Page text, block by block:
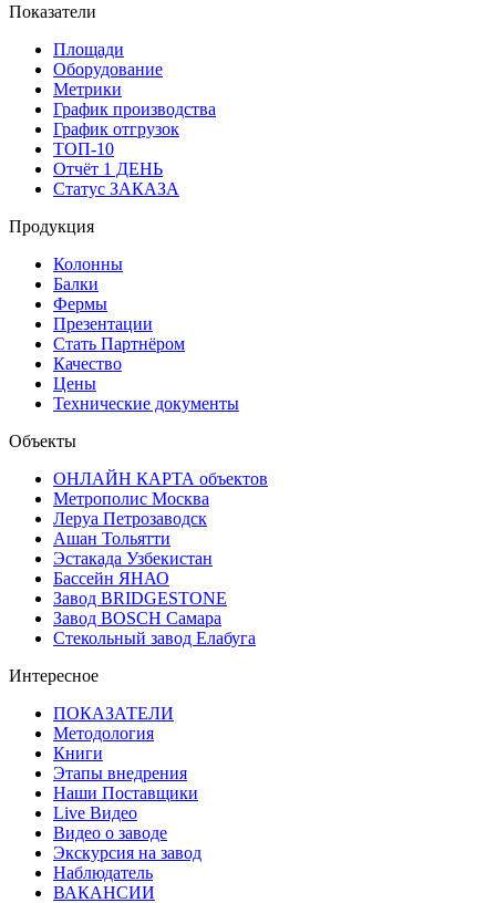
Показатели
Площади
Оборудование
Метрики
График производства
График отгрузок
ТОП-10
Отчёт 1 ДЕНЬ
Статус ЗАКАЗА
Продукция
Колонны
Балки
Фермы
Презентации
Стать Партнёром
Качество
Цены
Технические документы
Объекты
ОНЛАЙН КАРТА объектов
Метрополис Москва
Леруа Петрозаводск
Ашан Тольятти
Эстакада Узбекистан
Бассейн ЯНАО
Завод BRIDGESTONE
Завод BOSCH Самара
Стекольный завод Елабуга
Интересное
ПОКАЗАТЕЛИ
Методология
Книги
Этапы внедрения
Наши Поставщики
Live Видео
Видео о заводе
Экскурсия на завод
Наблюдатель
ВАКАНСИИ